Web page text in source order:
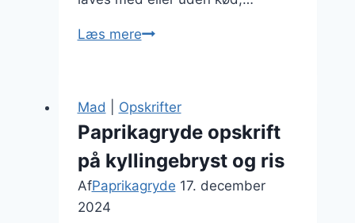
Læs merePaprikagryde
rodfrugter
Mad Opskrifter
Paprikagryde opskrift
på kyllingebryst og ris
AfPaprikagryde 17. december
2024